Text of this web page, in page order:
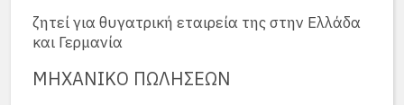
ζητεί για θυγατρική εταιρεία της στην Ελλάδα
και Γερμανία
ΜΗΧΑΝΙΚΟ ΠΩΛΗΣΕΩΝ